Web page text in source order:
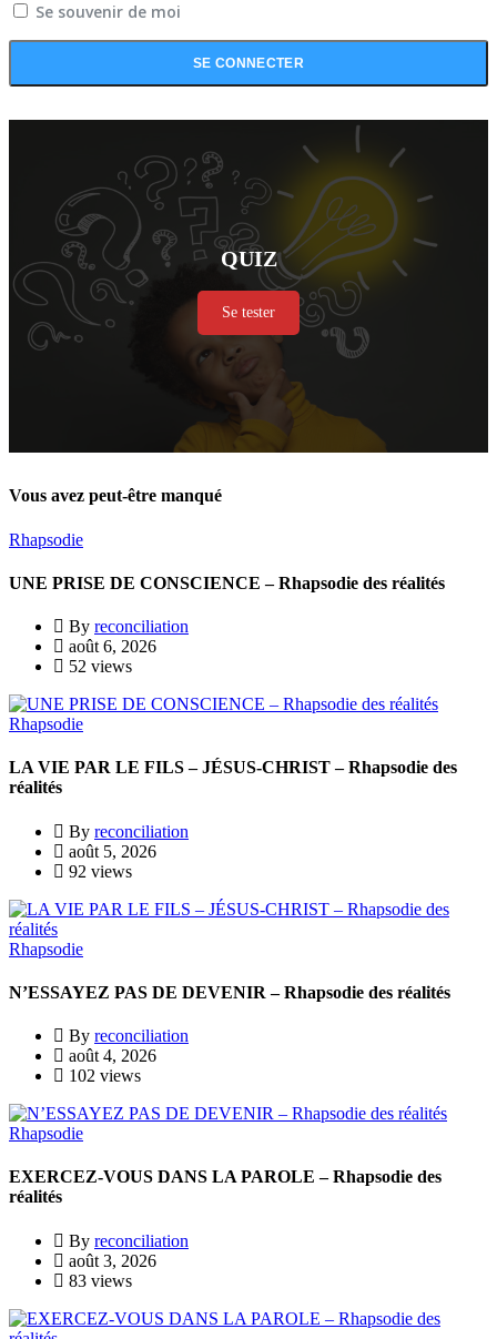
Se souvenir de moi
QUIZ
Se tester
Vous avez peut-être manqué
Rhapsodie
UNE PRISE DE CONSCIENCE – Rhapsodie des réalités
By reconciliation
août 6, 2026
52 views
Rhapsodie
LA VIE PAR LE FILS – JÉSUS-CHRIST – Rhapsodie des
réalités
By reconciliation
août 5, 2026
92 views
Rhapsodie
N’ESSAYEZ PAS DE DEVENIR – Rhapsodie des réalités
By reconciliation
août 4, 2026
102 views
Rhapsodie
EXERCEZ-VOUS DANS LA PAROLE – Rhapsodie des
réalités
By reconciliation
août 3, 2026
83 views